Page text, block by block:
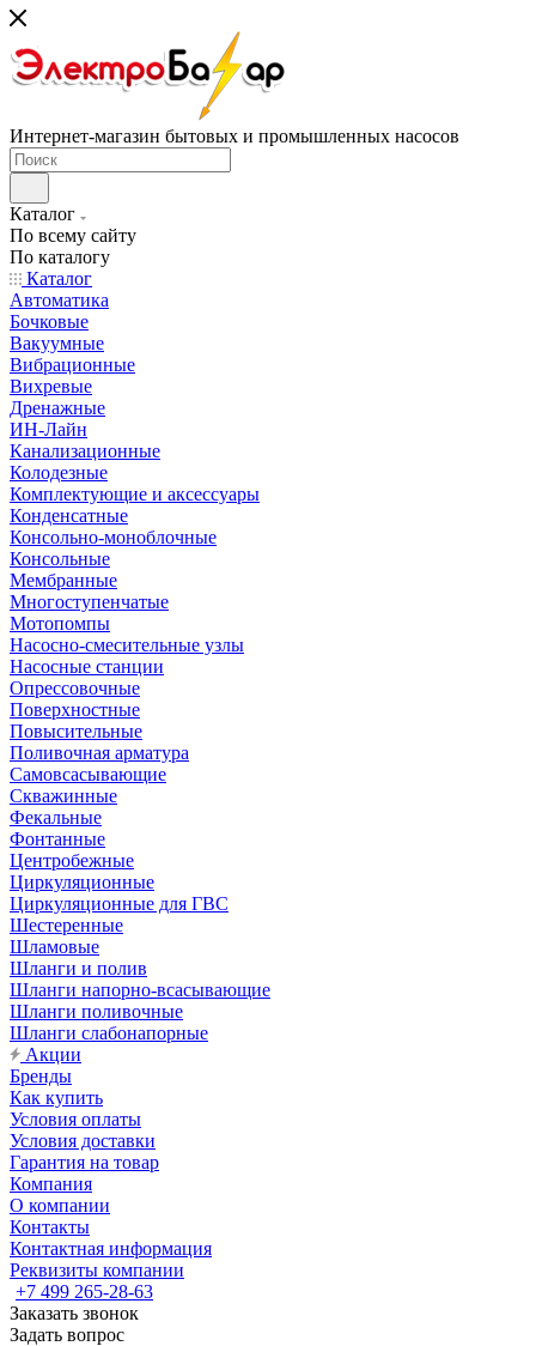
Интернет-магазин бытовых и промышленных насосов
Каталог
По всему сайту
По каталогу
Каталог
Автоматика
Бочковые
Вакуумные
Вибрационные
Вихревые
Дренажные
ИН-Лайн
Канализационные
Колодезные
Комплектующие и аксессуары
Конденсатные
Консольно-моноблочные
Консольные
Мембранные
Многоступенчатые
Мотопомпы
Насосно-смесительные узлы
Насосные станции
Опрессовочные
Поверхностные
Повысительные
Поливочная арматура
Самовсасывающие
Скважинные
Фекальные
Фонтанные
Центробежные
Циркуляционные
Циркуляционные для ГВС
Шестеренные
Шламовые
Шланги и полив
Шланги напорно-всасывающие
Шланги поливочные
Шланги слабонапорные
Акции
Бренды
Как купить
Условия оплаты
Условия доставки
Гарантия на товар
Компания
О компании
Контакты
Контактная информация
Реквизиты компании
+7 499 265-28-63
Заказать звонок
Задать вопрос